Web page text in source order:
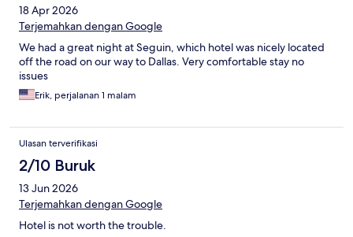
18 Apr 2026
Terjemahkan dengan Google
We had a great night at Seguin, which hotel was nicely located
off the road on our way to Dallas. Very comfortable stay no
issues
Erik, perjalanan 1 malam
Ulasan terverifikasi
2/10 Buruk
13 Jun 2026
Terjemahkan dengan Google
Hotel is not worth the trouble.